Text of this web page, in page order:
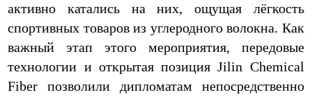
активно катались на них, ощущая лёгкость
спортивных товаров из углеродного волокна. Как
важный этап этого мероприятия, передовые
технологии и открытая позиция Jilin Chemical
Fiber позволили дипломатам непосредственно